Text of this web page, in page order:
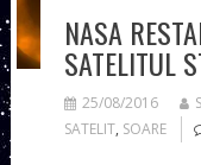
NASA
SATELITUL
25/08/2016
SATELIT, SOARE